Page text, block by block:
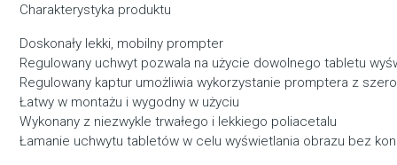
Charakterystyka produktu
Doskonały lekki, mobilny prompter
Regulowany uchwyt pozwala na użycie dowolnego tabletu
Regulowany kaptur umożliwia wykorzystanie promptera z
Łatwy w montażu i wygodny w użyciu
Wykonany z niezwykle trwałego i lekkiego poliacetalu
Łamanie uchwytu tabletów w celu wyświetlania obrazu bez